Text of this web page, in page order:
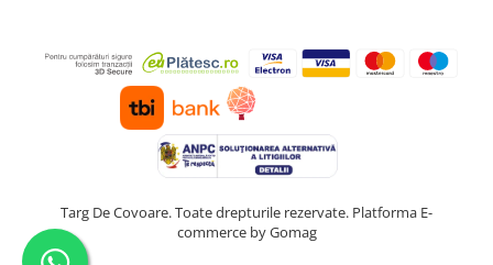
Targ De Covoare. Toate drepturile rezervate. Platforma E-
commerce by Gomag